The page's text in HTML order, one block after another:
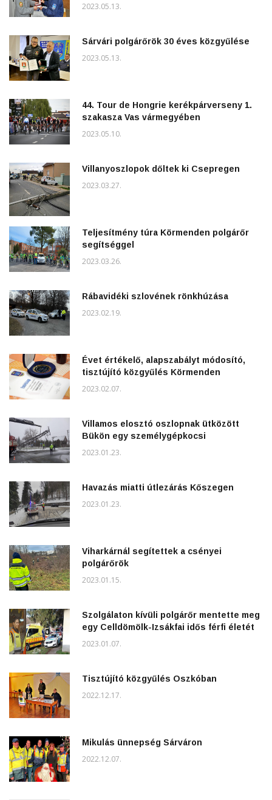
2023.05.13.
Sárvári polgárőrök 30 éves közgyűlése
2023.05.13.
44. Tour de Hongrie kerékpárverseny 1.
szakasza Vas vármegyében
2023.05.10.
Villanyoszlopok dőltek ki Csepregen
2023.03.27.
Teljesítmény túra Körmenden polgárőr
segítséggel
2023.03.26.
Rábavidéki szlovének rönkhúzása
2023.02.19.
Évet értékelő, alapszabályt módosító,
tisztújító közgyűlés Körmenden
2023.02.07.
Villamos elosztó oszlopnak ütközött
Bükön egy személygépkocsi
2023.01.23.
Havazás miatti útlezárás Kőszegen
2023.01.23.
Viharkárnál segítettek a csényei
polgárőrök
2023.01.15.
Szolgálaton kívüli polgárőr mentette meg
egy Celldömölk-Izsákfai idős férfi életét
2023.01.07.
Tisztújító közgyűlés Oszkóban
2022.12.17.
Mikulás ünnepség Sárváron
2022.12.07.